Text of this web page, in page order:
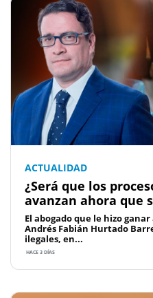
ACTUALIDAD
¿Será que los
avanzan ahora que
El abogado que le hizo
Andrés Fabián Hurtado
ilegales, en...
HACE 3 DÍAS